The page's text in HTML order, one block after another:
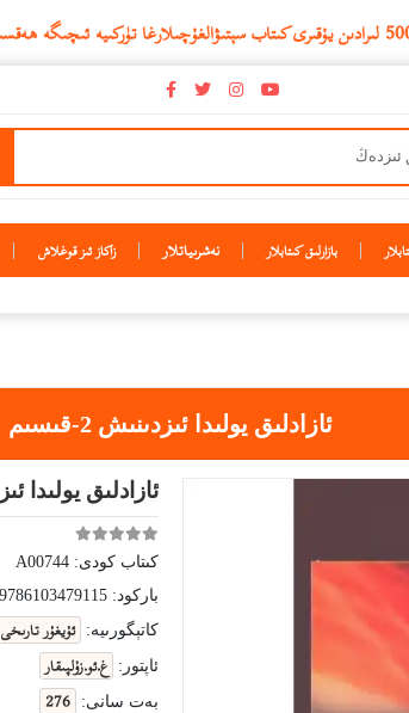
بازارلىق كىتابلار نەشرىياتلار زاكاز ئىز قوغلاش
ئازادلىق يولىدا ئىزدىنىش 2-قىسىم
ئازادلىق يولىدا
كىتاب كودى: A00744
باركود: 9786103479115
كاتېگورىيە:
ئۇيغۇر تارىخى
ئاپتور: غ.ئو.زۇلپىقار
بەت سانى: 276